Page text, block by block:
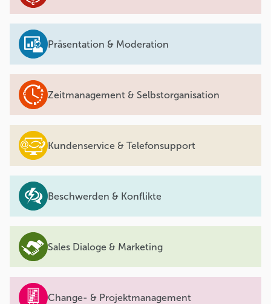
Präsentation & Moderation
Zeitmanagement & Selbstorganisation
Kundenservice & Telefonsupport
Beschwerden & Konflikte
Sales Dialoge & Marketing
Change- & Projektmanagement